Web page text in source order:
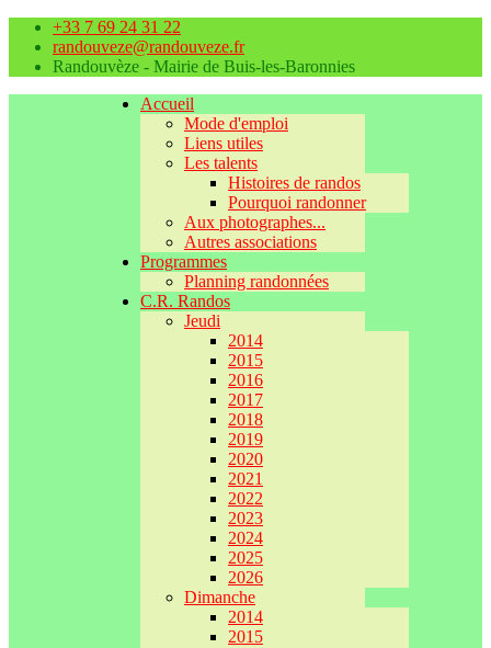
+33 7 69 24 31 22
randouveze@randouveze.fr
Randouvèze - Mairie de Buis-les-Baronnies
Accueil
Mode d'emploi
Liens utiles
Les talents
Histoires de randos
Pourquoi randonner
Aux photographes...
Autres associations
Programmes
Planning randonnées
C.R. Randos
Jeudi
2014
2015
2016
2017
2018
2019
2020
2021
2022
2023
2024
2025
2026
Dimanche
2014
2015